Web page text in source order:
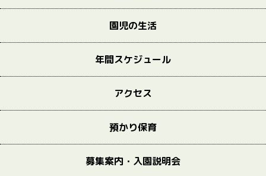
園児の生活
年間スケジュール
アクセス
預かり保育
募集案内・入園説明会